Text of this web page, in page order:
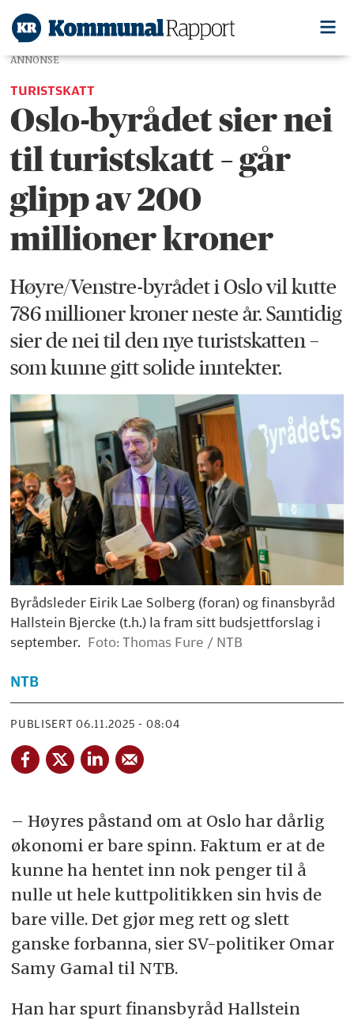
ANNONSE
TURISTSKATT
Oslo-byrådet sier nei
til turistskatt – går
glipp av 200
millioner kroner
Høyre/Venstre-byrådet i Oslo vil kutte
786 millioner kroner neste år. Samtidig
sier de nei til den nye turistskatten –
som kunne gitt solide inntekter.
Byrådsleder Eirik Lae Solberg (foran) og finansbyråd
Hallstein Bjercke (t.h.) la fram sitt budsjettforslag i
september. Foto: Thomas Fure / NTB
NTB
PUBLISERT 06.11.2025 - 08:04
– Høyres påstand om at Oslo har dårlig
økonomi er bare spinn. Faktum er at de
kunne ha hentet inn nok penger til å
nulle ut hele kuttpolitikken sin hvis de
bare ville. Det gjør meg rett og slett
ganske forbanna, sier SV-politiker Omar
Samy Gamal til NTB.
Han har spurt finansbyråd Hallstein